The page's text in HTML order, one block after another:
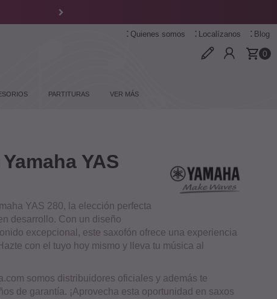
0
Quienes somos Localízanos Blog
PARTITURAS VER MÁS
YAS
YAS 280, la elección perfecta
desarrollo. Con un diseño
excepcional, este saxofón ofrece una experiencia
con el tuyo hoy mismo y lleva tu música al
somos distribuidores oficiales y además te
de garantía. ¡Aprovecha esta oportunidad en saxos